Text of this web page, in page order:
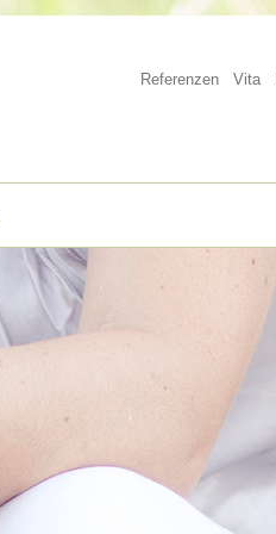
Referenzen Vita